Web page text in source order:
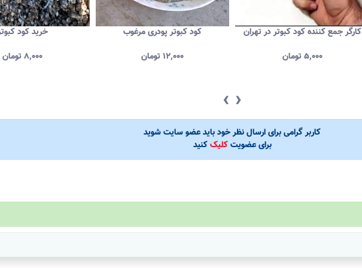
خرید کود
۸,۰۰۰تومان
کود کبوتر پودری مرغوب
۱۲,۰۰۰تومان
کارگر جمع کننده کود کبوتر در تهران
۵,۰۰۰تومان
‹ ›
کاربر گرامی برای ارسال نظر خود باید عضو سایت شوید
برای عضویتکلیککنید